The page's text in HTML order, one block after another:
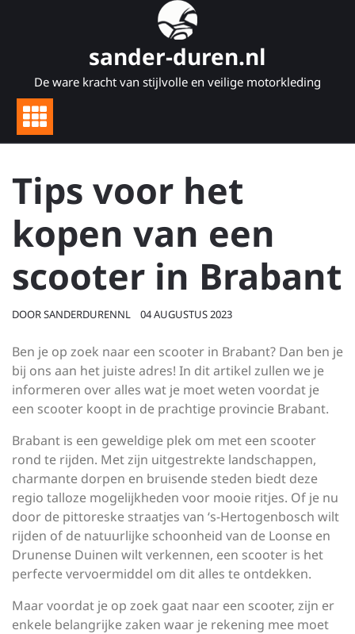
sander-duren.nl
De ware kracht van stijlvolle en veilige motorkleding
Tips voor het
kopen van een
scooter in Brabant
DOORSANDERDURENNL 04 AUGUSTUS 2023
Ben je op zoek naar een scooter in Brabant? Dan ben je
bij ons aan het juiste adres! In dit artikel zullen we je
informeren over alles wat je moet weten voordat je
een scooter koopt in de prachtige provincie Brabant.
Brabant is een geweldige plek om met een scooter
rond te rijden. Met zijn uitgestrekte landschappen,
charmante dorpen en bruisende steden biedt deze
regio talloze mogelijkheden voor mooie ritjes. Of je nu
door de pittoreske straatjes van ‘s-Hertogenbosch wilt
rijden of de natuurlijke schoonheid van de Loonse en
Drunense Duinen wilt verkennen, een scooter is het
perfecte vervoermiddel om dit alles te ontdekken.
Maar voordat je op zoek gaat naar een scooter, zijn er
enkele belangrijke zaken waar je rekening mee moet